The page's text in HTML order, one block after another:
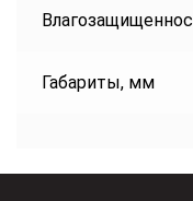
Габариты, мм